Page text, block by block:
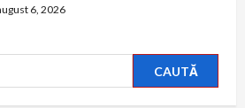
6, 2026